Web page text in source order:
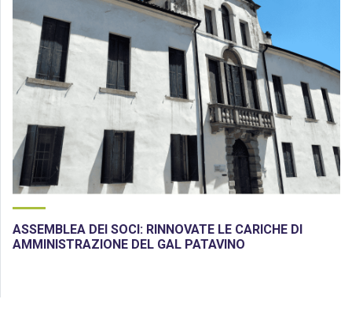
ASSEMBLEA DEI SOCI: RINNOVATE LE CARICHE DI
AMMINISTRAZIONE DEL GAL PATAVINO